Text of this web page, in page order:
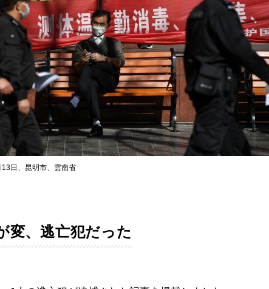
日、昆明市、雲南省
変、逃亡犯だった